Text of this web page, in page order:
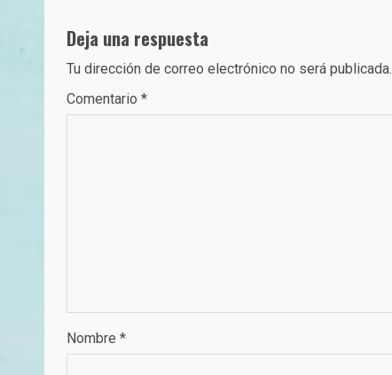
Deja una respuesta
Tu dirección de correo electrónico no será publicada.
Comentario *
Nombre *